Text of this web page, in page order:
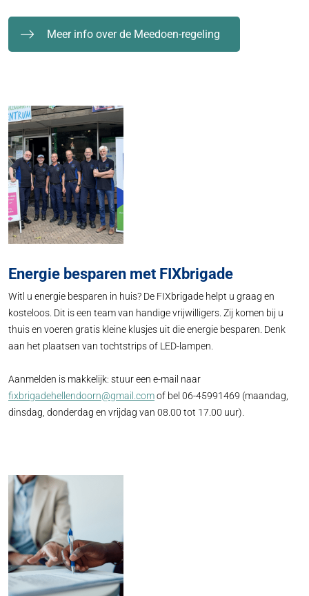
Meer info over de Meedoen-regeling
Energie besparen met FIXbrigade
Witl u energie besparen in huis? De FIXbrigade helpt u graag en
kosteloos. Dit is een team van handige vrijwilligers. Zij komen bij u
thuis en voeren gratis kleine klusjes uit die energie besparen. Denk
aan het plaatsen van tochtstrips of LED-lampen.
Aanmelden is makkelijk: stuur een e-mail naar
fixbrigadehellendoorn@gmail.comof bel 06-45991469 (maandag,
dinsdag, donderdag en vrijdag van 08.00 tot 17.00 uur).